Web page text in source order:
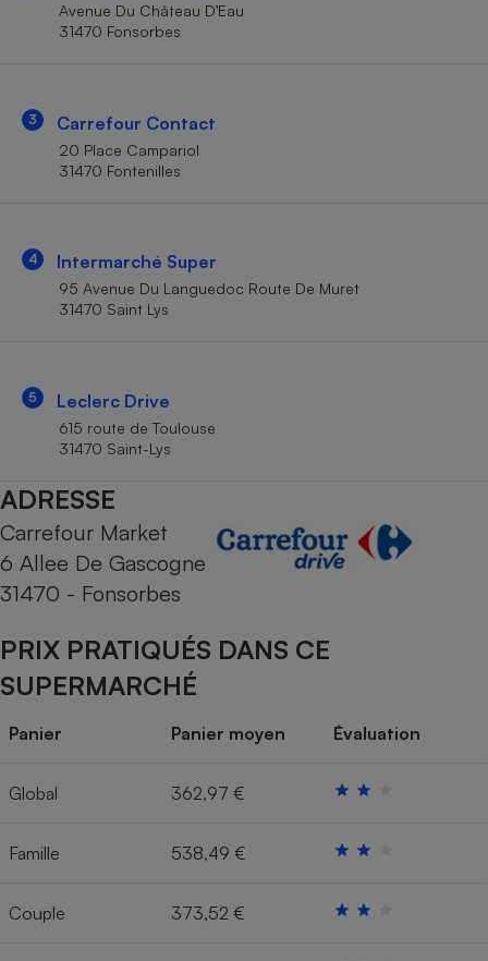
Avenue Du Château D’Eau
31470 Fonsorbes
3 Carrefour Contact
20 Place Campariol
31470 Fontenilles
4 Intermarché Super
95 Avenue Du Languedoc Route De Muret
31470 Saint Lys
5 Leclerc Drive
615 route de Toulouse
31470 Saint-Lys
ADRESSE
Carrefour Market
6 Allee De Gascogne
31470 - Fonsorbes
PRIX PRATIQUÉS DANS CE
SUPERMARCHÉ
Panier Panier moyen Évaluation
Global 362,97 €
Famille 538,49 €
Couple 373,52 €
Climatiseur -
Cafetière à expressos